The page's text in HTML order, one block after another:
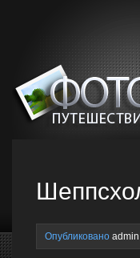
Опубликовано admin